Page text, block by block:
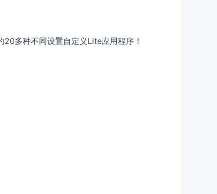
多种不同设置自定义Lite应用程序！